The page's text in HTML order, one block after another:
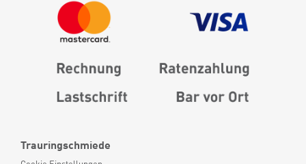
Trauringschmiede